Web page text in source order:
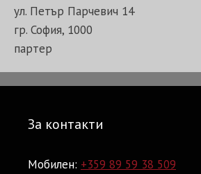
ул. Петър Парчевич 14
гр. София, 1000
партер
За контакти
Мобилен: +359 89 59 38 509